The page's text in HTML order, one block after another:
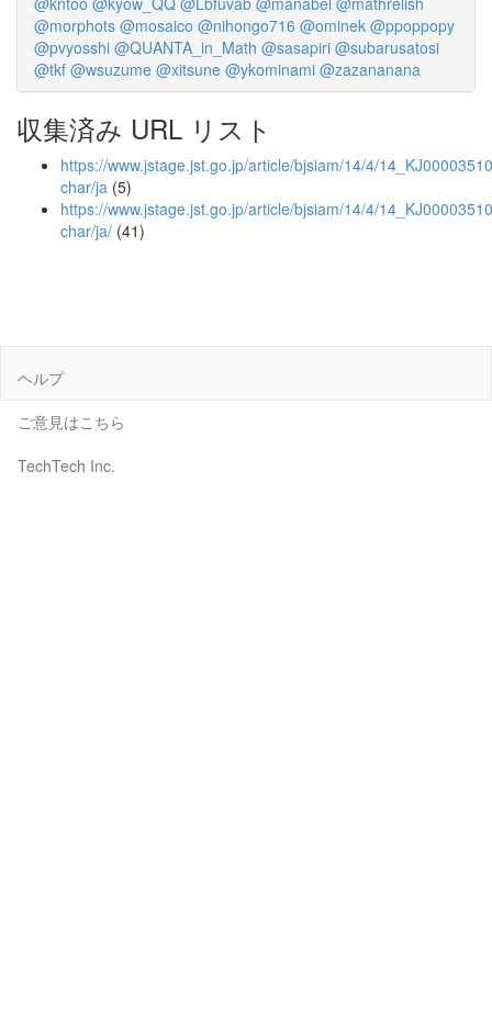
@morphots @mosaico @nihongo716 @ominek @ppoppopy
@pvyosshi @QUANTA_in_Math @sasapiri @subarusatosi
@tkf @wsuzume @xitsune @ykominami @zazananana
収集済み URL リスト
https://www.jstage.jst.go.jp/article/bjsiam/14/4/
char/ja (5)
https://www.jstage.jst.go.jp/article/bjsiam/14/4/
char/ja/ (41)
ヘルプ
ご意見はこちら
TechTech Inc.